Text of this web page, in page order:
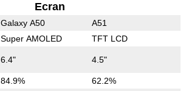
Ecran
Galaxy A50 A51
Super AMOLED TFT LCD
6.4" 4.5"
84.9% 62.2%